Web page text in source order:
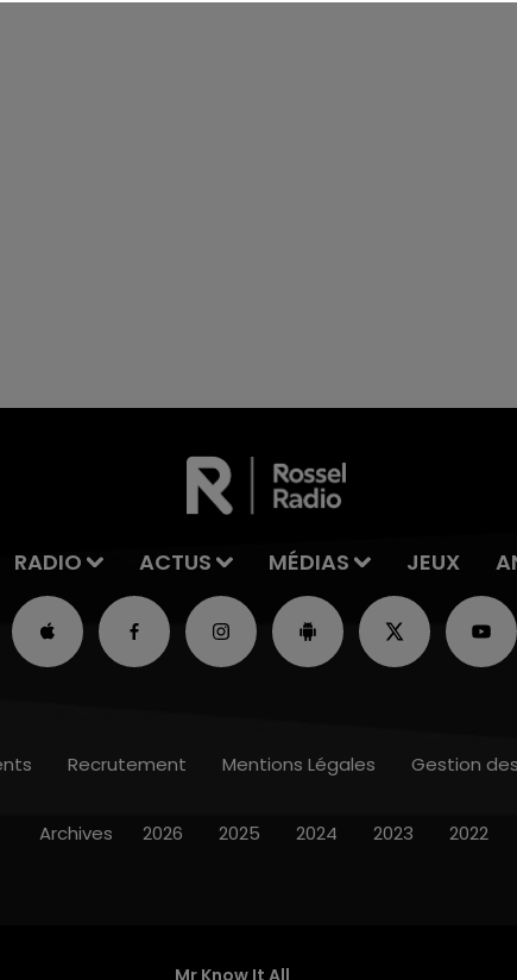
RADIO ACTUS MÉDIAS JEUX
Mr Know It All
Recrutement Mentions Légales Gestion
Archives 2026 2025 2024 2023 2022